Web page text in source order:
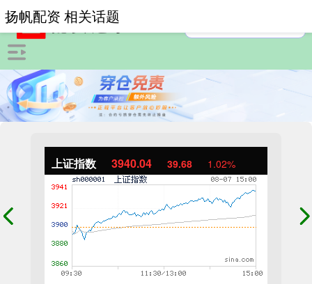
上证指数 3940.04 39.68 1.02%
扬帆配资 相关话题